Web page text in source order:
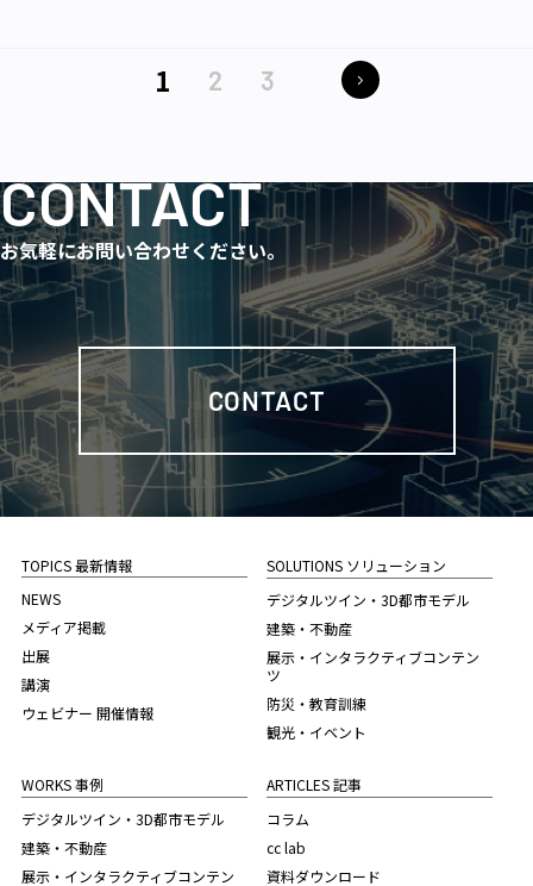
1 2 3
CONTACT
お気軽にお問い合わせください。
CONTACT
TOPICS 最新情報
NEWS
メディア掲載
出展
講演
ウェビナー 開催情報
WORKS 事例
デジタルツイン・3D都市モデル
建築・不動産
展示・インタラクティブコンテン
SOLUTIONS ソリューション
デジタルツイン・3D都市モデル
建築・不動産
展示・インタラクティブコンテン
ツ
防災・教育訓練
観光・イベント
ARTICLES 記事
コラム
cc lab
資料ダウンロード